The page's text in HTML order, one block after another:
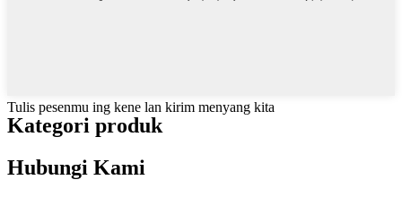
Tulis pesenmu ing kene lan kirim menyang kita
Kategori produk
Hubungi Kami